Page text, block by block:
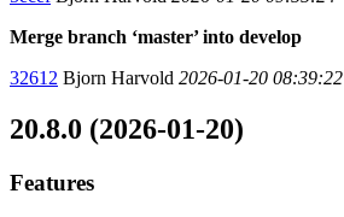
Merge branch ‘master’ into develop
32612 Bjorn Harvold 2026-01-20 08:39:22
20.8.0 (2026-01-20)
Features